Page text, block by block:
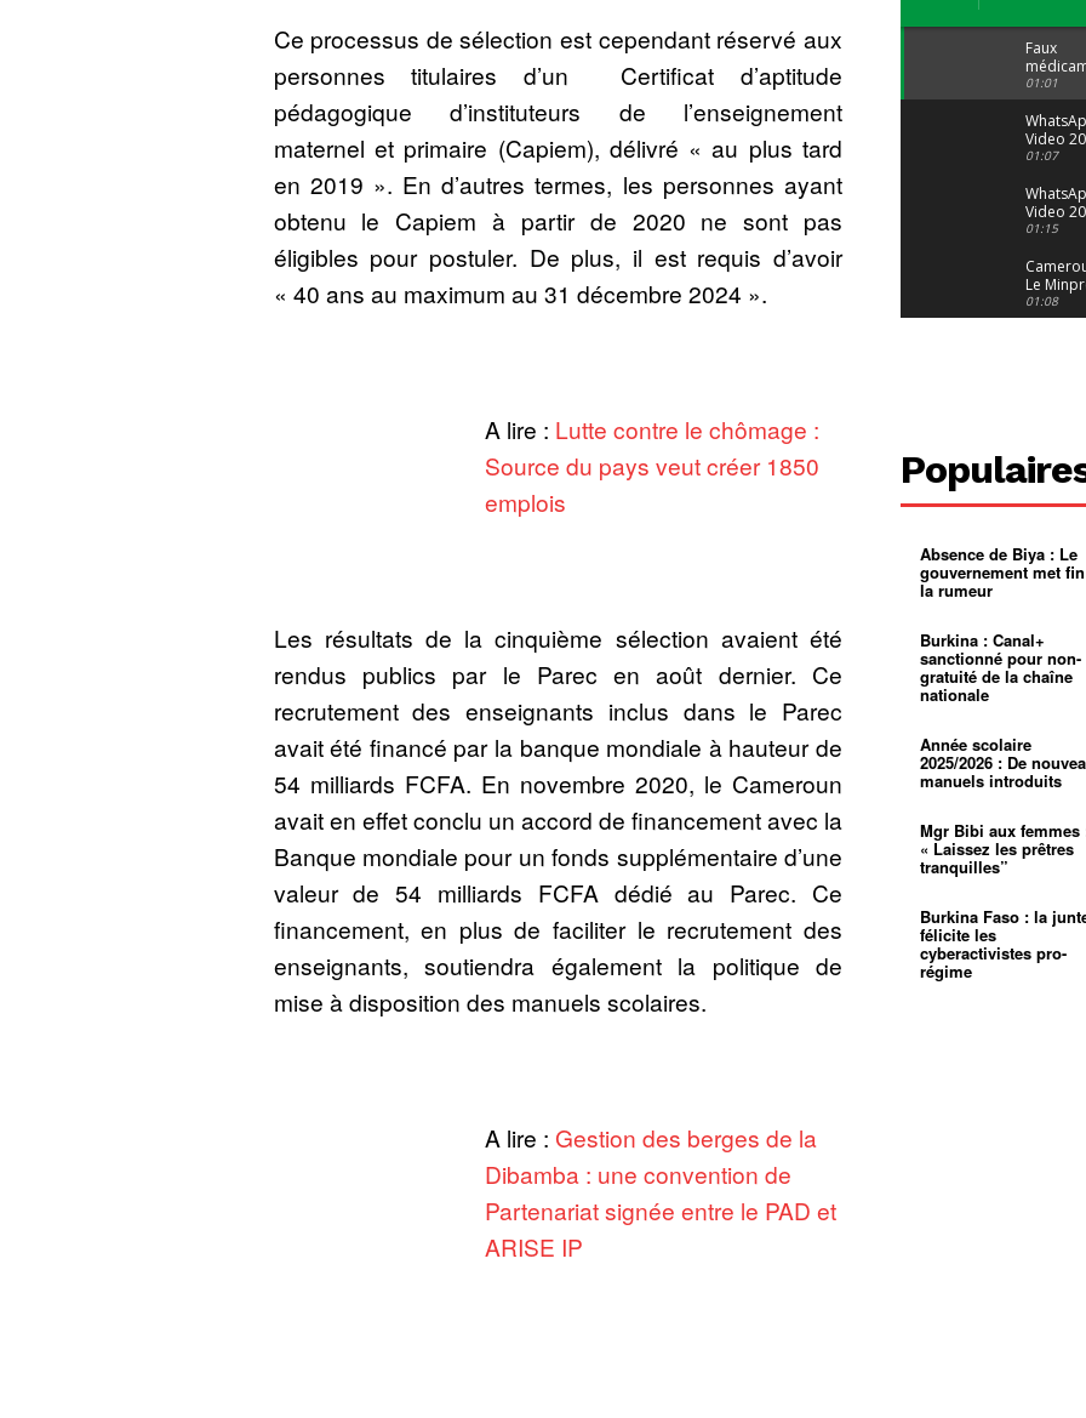
Ce processus de sélection est cependant réservé aux
personnes titulaires d’un Certificat d’aptitude
pédagogique d’instituteurs de l’enseignement
maternel et primaire (Capiem), délivré « au plus tard
en 2019 ». En d’autres termes, les personnes ayant
obtenu le Capiem à partir de 2020 ne sont pas
éligibles pour postuler. De plus, il est requis d’avoir
« 40 ans au maximum au 31 décembre 2024 ».
A lire : Lutte contre le chômage :
Source du pays veut créer 1850
emplois
Les résultats de la cinquième sélection avaient été
rendus publics par le Parec en août dernier. Ce
recrutement des enseignants inclus dans le Parec
avait été financé par la banque mondiale à hauteur de
54 milliards FCFA. En novembre 2020, le Cameroun
avait en effet conclu un accord de financement avec la
Banque mondiale pour un fonds supplémentaire d’une
valeur de 54 milliards FCFA dédié au Parec. Ce
financement, en plus de faciliter le recrutement des
enseignants, soutiendra également la politique de
mise à disposition des manuels scolaires.
A lire : Gestion des berges de la
Dibamba : une convention de
Partenariat signée entre le PAD et
ARISE IP
Le trafic
Faux
: Le trafic
porte
malgré
01:01
Video
04 at 15
01:07
Video
29 at 12
01:15
Le
alerte
dérives
01:08
grandes
pluies
Échec au
Le père
pasteur
L’État
d’or
Croyance
religieuse
Entre
bricolage
mentale
01:12
mettra-t-
au
Absence de Biya : Le
gouvernement met
la rumeur
Burkina : Canal+
sanctionné pour non-
gratuité de la chaîne
nationale
Année scolaire
2025/2026 : De
manuels introduits
Mgr Bibi aux femmes
« Laissez les prêtres
tranquilles”
Burkina Faso : la
félicite les
cyberactivistes pro-
régime